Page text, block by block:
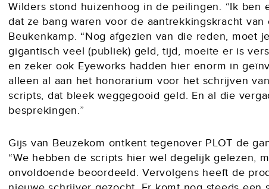
Wilders stond huizenhoog in de peilingen. “Ik ben
dat ze bang waren voor de aantrekkingskracht van
Beukenkamp. “Nog afgezien van die reden, moet
gigantisch veel (publiek) geld, tijd, moeite er is
en zeker ook Eyeworks hadden hier enorm in
alleen al aan het honorarium voor het schrijven
scripts, dat bleek weggegooid geld. En al die
besprekingen.”
Gijs van Beuzekom ontkent tegenover PLOT de
“We hebben de scripts hier wel degelijk gelezen,
onvoldoende beoordeeld. Vervolgens heeft de